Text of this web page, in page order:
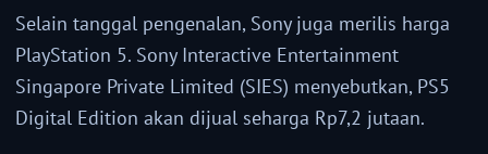
Selain tanggal pengenalan, Sony juga merilis harga
PlayStation 5. Sony Interactive Entertainment
Singapore Private Limited (SIES) menyebutkan, PS5
Digital Edition akan dijual seharga Rp7,2 jutaan.